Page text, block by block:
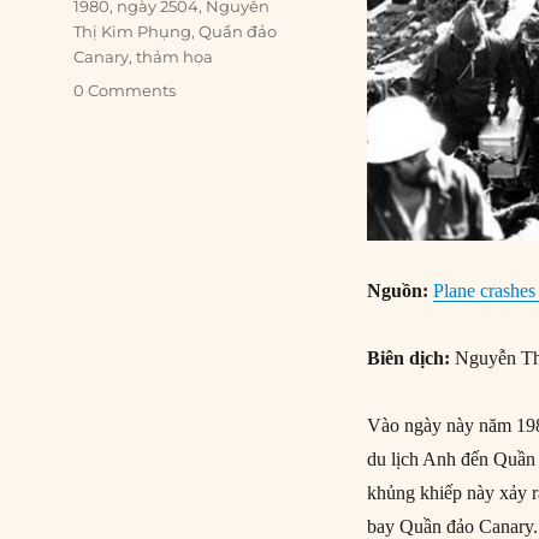
Nguồn:Plane
Biên dịch:Nguyễn
Vào ngày này năm
du lịch Anh đến
khủng khiếp này xảy
bay Quần đảo Canary.
Tags
1980, ngày 2504, Nguyễn
Thị Kim Phụng,Quần đảo
Canary,thảm họa
0 Comments